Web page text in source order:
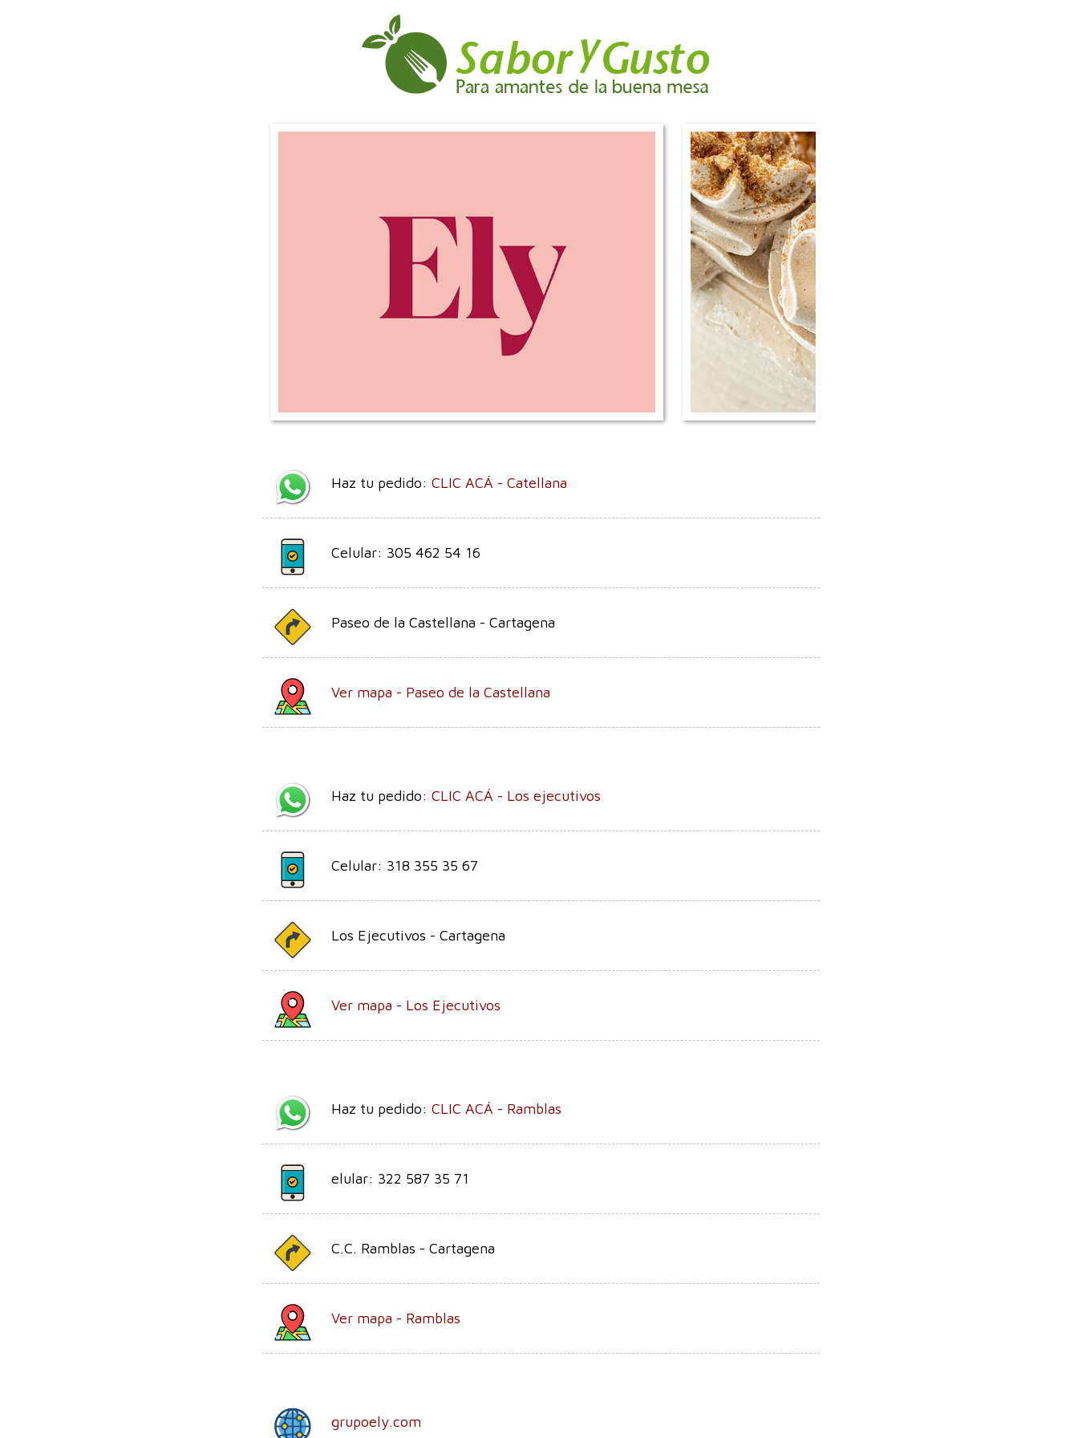
Haz tu pedido: CLIC ACÁ - Catellana
Celular: 305 462 54 16
Paseo de la Castellana - Cartagena
Ver mapa - Paseo de la Castellana
Haz tu pedido: CLIC ACÁ - Los ejecutivos
Celular: 318 355 35 67
Los Ejecutivos - Cartagena
Ver mapa - Los Ejecutivos
Haz tu pedido: CLIC ACÁ - Ramblas
elular: 322 587 35 71
C.C. Ramblas - Cartagena
Ver mapa - Ramblas
grupoely.com